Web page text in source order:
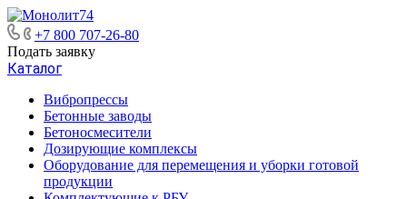
+7 800 707-26-80
Подать заявку
Каталог
Вибропрессы
Бетонные заводы
Бетоносмесители
Дозирующие комплексы
Оборудование для перемещения и уборки готовой
продукции